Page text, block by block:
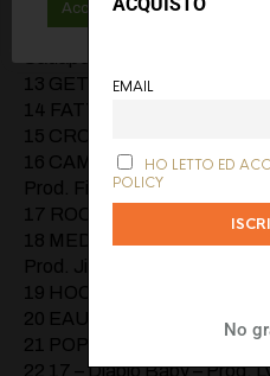
– Prod. QG
12 TYPE SHIT – Gallagher /
13 GET THE MONEY –
14 FATTURA – Gallagher /
15 CROCE –
16 CAMBIARE ADESSO –
Prod. Fireken
17 ROCA PURA –
18 MEDICINE COME ARMI
Prod. Jimmy Lean
19 HOOD TROPHY –
20 EAU DE STREET –
21 POPPIN DANCE –
22 17 – Diablo Baby – Prod.
Accetta tutti Rifiuta
ACQUISTO
EMAIL
HO LETTO ED
POLICY
No